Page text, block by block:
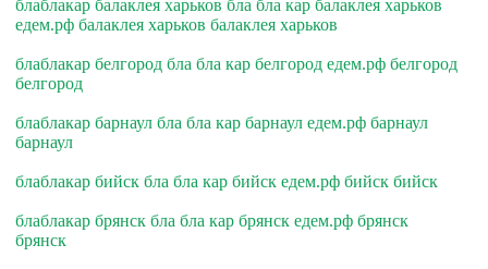
блаблакар балаклея харьков бла бла кар балаклея харьков
едем.рф балаклея харьков балаклея харьков
блаблакар белгород бла бла кар белгород едем.рф белгород
белгород
блаблакар барнаул бла бла кар барнаул едем.рф барнаул
барнаул
блаблакар бийск бла бла кар бийск едем.рф бийск бийск
блаблакар брянск бла бла кар брянск едем.рф брянск
брянск